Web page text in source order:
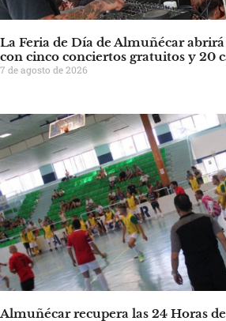
La Feria de Día de Almuñécar abrirá
con cinco conciertos gratuitos y 20
7 de agosto de 2026
Almuñécar recupera las 24 Horas